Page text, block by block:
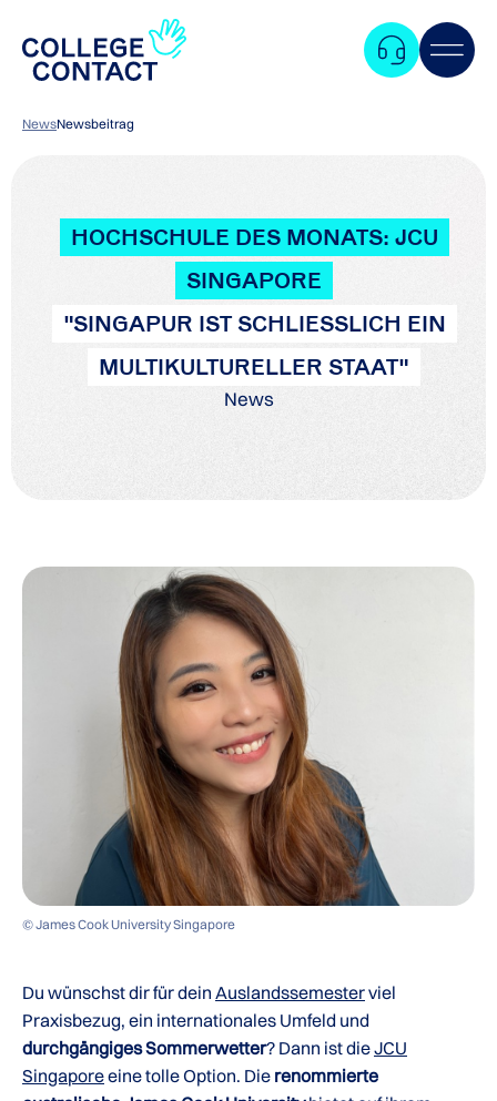
NewsNewsbeitrag
HOCHSCHULE DES MONATS: JCU
SINGAPORE
"SINGAPUR IST SCHLIESSLICH EIN M
ULTIKULTURELLER STAAT"
News
© James Cook University Singapore
Du wünschst dir für dein Auslandssemesterviel
Praxisbezug, ein internationales Umfeld und
durchgängiges Sommerwetter? Dann ist dieJCU
Singaporeeine tolle Option. Die renommierte